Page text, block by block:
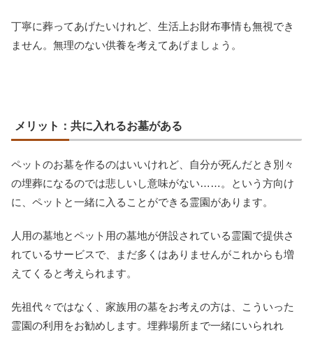
丁寧に葬ってあげたいけれど、生活上お財布事情も無視でき
ません。無理のない供養を考えてあげましょう。
メリット：共に入れるお墓がある
ペットのお墓を作るのはいいけれど、自分が死んだとき別々
の埋葬になるのでは悲しいし意味がない……。という方向け
に、ペットと一緒に入ることができる霊園があります。
人用の墓地とペット用の墓地が併設されている霊園で提供さ
れているサービスで、まだ多くはありませんがこれからも増
えてくると考えられます。
先祖代々ではなく、家族用の墓をお考えの方は、こういった
霊園の利用をお勧めします。埋葬場所まで一緒にいられれ